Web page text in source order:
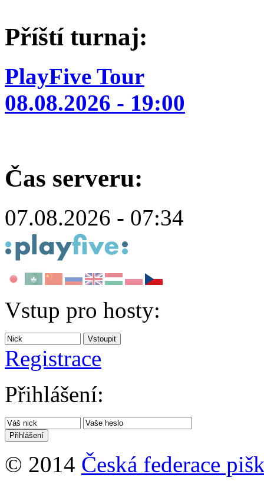
Příští turnaj:
PlayFive Tour
08.08.2026 - 19:00
Čas serveru:
07.08.2026 - 07:34
Vstup pro hosty:
Registrace
Přihlášení:
© 2014 Česká federace